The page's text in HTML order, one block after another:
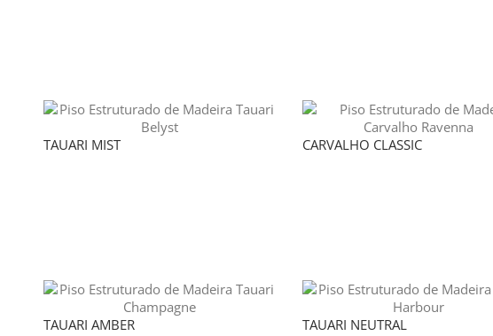
TAUARI MIST CARVALHO CLASSIC
TAUARI AMBER TAUARI NEUTRAL